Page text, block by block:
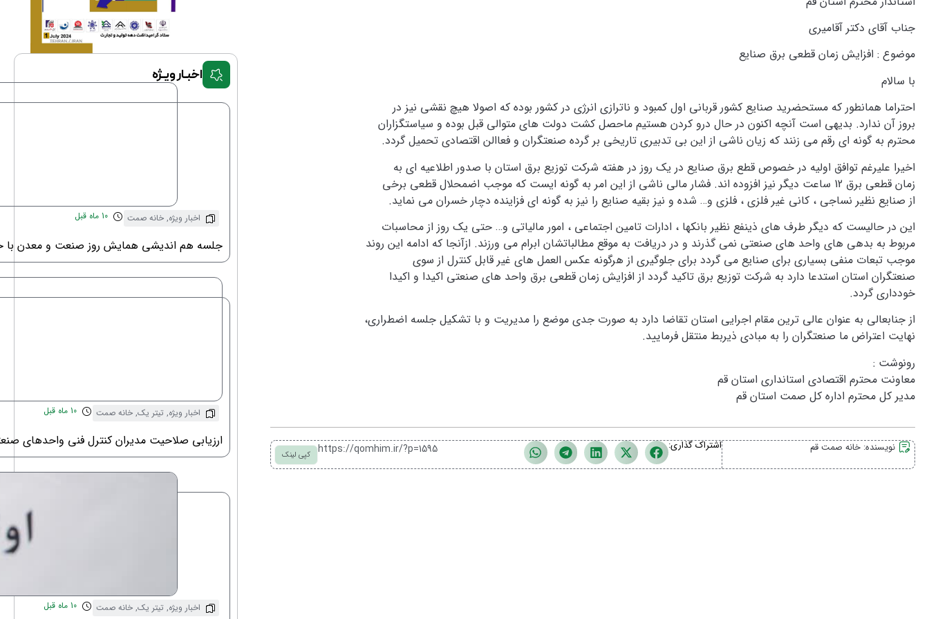
جناب آقای دکتر آقامیری
موضوع : افزایش زمان قطعی برق صنایع
با سالام
احتراما همانطور که مستحضرید صنایع کشور قربانی اول کمبود و ناترازی انرژی در کشور بوده که اصولا هیچ نقشی نیز در
بروز آن ندارد. بدیهی است آنچه اکنون در حال درو کردن هستیم ماحصل کشت دولت های متوالی قبل بوده و سیاستگزاران
محترم به گونه ای رقم می زنند که زیان ناشی از این بی تدبیری تاریخی بر گرده صنعتگران و فعاالن اقتصادی تحمیل گردد.
اخیرا علیرغم توافق اولیه در خصوص قطع برق صنایع در یک روز در هفته شرکت توزیع برق استان با صدور اطلاعیه ای به
زمان قطعی برق 12 ساعت دیگر نیز افزوده اند. فشار مالی ناشی از این امر به گونه ایست که موجب اضمحلال قطعی برخی
از صنایع نظیر نساجی ، کانی غیر فلزی ، فلزی و… شده و نیز بقیه صنایع را نیز به گونه ای فزاینده دچار خسران می نماید.
این در حالیست که دیگر طرف های ذینفع نظیر بانکها ، ادارات تامین اجتماعی ، امور مالیاتی و… حتی یک روز از محاسبات
مربوط به بدهی های واحد های صنعتی نمی گذرند و در دریافت به موقع مطالباتشان ابرام می ورزند. ازآنجا که ادامه این روند
موجب تبعات منفی بسیاری برای صنایع می گردد برای جلوگیری از هرگونه عکس العمل های غیر قابل کنترل از سوی
صنعتگران استان استدعا دارد به شرکت توزیع برق تاکید گردد از افزایش زمان قطعی برق واحد های صنعتی اکیدا و اکیدا
خودداری گردد.
از جنابعالی به عنوان عالی ترین مقام اجرایی استان تقاضا دارد به صورت جدی موضع را مدیریت و با تشکیل جلسه اضطراری،
نهایت اعتراض ما صنعتگران را به مبادی ذیربط منتقل فرمایید.
رونوشت :
معاونت محترم اقتصادی استانداری استان قم
مدیر کل محترم اداره کل صمت استان قم
نویسنده: خانه صمت قم اشتراک گذاری:
کپی لینک https://qomhim.ir/?p=1595
اخبـار ویـژه
اخبار ویژه, خانه صمت 10 ماه قبل
جلسه هم اندیشی همایش روز صنعت و معدن با
اخبار ویژه, تیتر یک, خانه صمت 10 ماه قبل
ارزیابی صلاحیت مدیران کنترل فنی واحدهای
اخبار ویژه, تیتر یک, خانه صمت 10 ماه قبل